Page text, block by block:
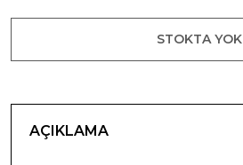
STOKTA YOK
AÇIKLAMA